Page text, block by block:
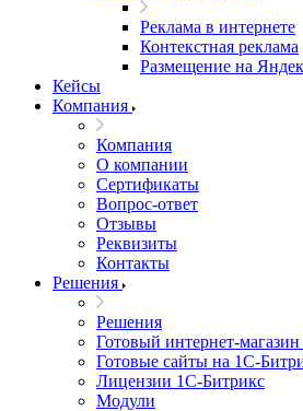
Реклама в интернете
Контекстная реклама
Размещение на
Кейсы
Компания
Компания
О компании
Сертификаты
Вопрос-ответ
Отзывы
Реквизиты
Контакты
Решения
Решения
Готовый интернет-
Готовые сайты на 1С-
Лицензии 1С-Битрикс
Модули